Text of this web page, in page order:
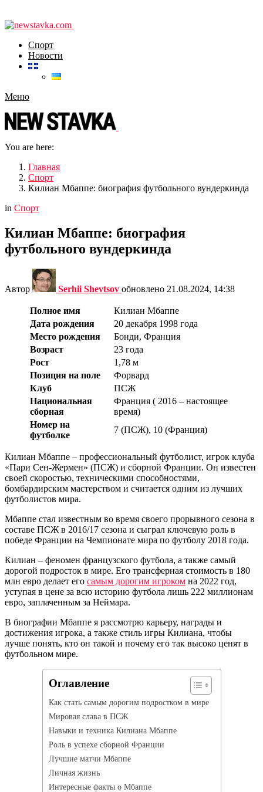
Спорт
Новости
Меню
You are here:
Главная
Спорт
Килиан Мбаппе: биография футбольного вундеркинда
in Спорт
Килиан Мбаппе: биография
футбольного вундеркинда
Автор Serhii Shevtsov обновлено 21.08.2024, 14:38
Полное имя
Килиан Мбаппе
Дата рождения
20 декабря 1998 года
Место рождения
Бонди, Франция
Возраст
23 года
Рост
1,78 м
Позиция на поле
Форвард
Клуб
ПСЖ
Национальная
сборная
Франция ( 2016 – настоящее
время)
Номер на
футболке
7 (ПСЖ), 10 (Франция)
Килиан Мбаппе – профессиональный футболист, игрок клуба
«Пари Сен-Жермен» (ПСЖ) и сборной Франции. Он известен
своей скоростью, техническими способностями,
бомбардирским мастерством и считается одним из лучших
футболистов мира.
Мбаппе стал известным во время своего прорывного сезона в
составе ПСЖ в 2016/17 сезона и сыграл ключевую роль в
победе Франции на Чемпионате мира по футболу 2018 года.
Килиан – феномен французского футбола, а также самый
дорогой подросток в мире. Его трансферная стоимость в 180
млн евро делает его самым дорогим игроком на 2022 год,
уступая в цене за всю историю футбола лишь 222 миллионам
евро, заплаченным за Неймара.
В биографии Мбаппе я рассмотрю карьеру, награды и
достижения игрока, а также стиль игры Килиана, чтобы
лучше понять, кто он такой и почему его так высоко ценят в
футбольном мире.
Оглавление
Как стать самым дорогим подростком в мире
Мировая слава в ПСЖ
Навыки и техника Килиана Мбаппе
Роль в успехе сборной Франции
Лучшие матчи Мбаппе
Личная жизнь
Интересные факты о Мбаппе